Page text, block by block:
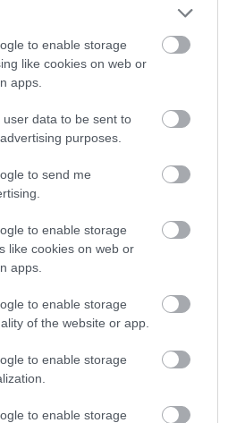
to enable storage
like cookies on web or
apps.
user data to be sent to
purposes.
to send me
to enable storage
like cookies on web or
apps.
to enable storage
of the website or app.
to enable storage
to enable storage
diófák réme: így védd meg a
jelent a hazai diótra, ám a